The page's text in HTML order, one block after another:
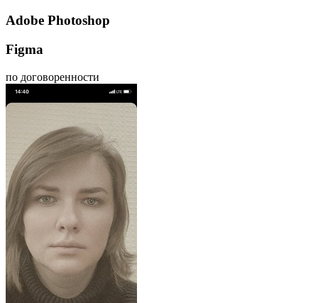
Adobe Photoshop
Figma
по договоренности